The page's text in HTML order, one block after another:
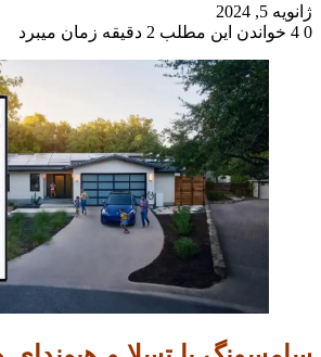
ژانویه 5, 2024
0
خواندن این مطلب 2 دقیقه زمان میبرد